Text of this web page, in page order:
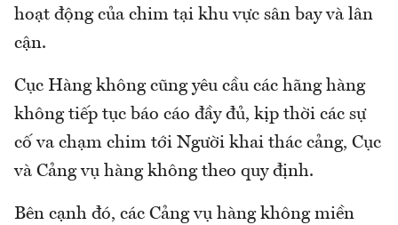
hoạt động của chim tại khu vực sân bay và lân
cận.
Cục Hàng không cũng yêu cầu các hãng hàng
không tiếp tục báo cáo đầy đủ, kịp thời các sự
cố va chạm chim tới Người khai thác cảng, Cục
và Cảng vụ hàng không theo quy định.
Bên cạnh đó, các Cảng vụ hàng không miền